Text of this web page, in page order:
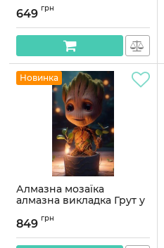
45x45 OG00748SB
Артикул:OG00748SB
649 грн
Новинка
Алмазна мозаїка
алмазна викладка Грут у
OG00708SB
Артикул:OG00708SB
849 грн